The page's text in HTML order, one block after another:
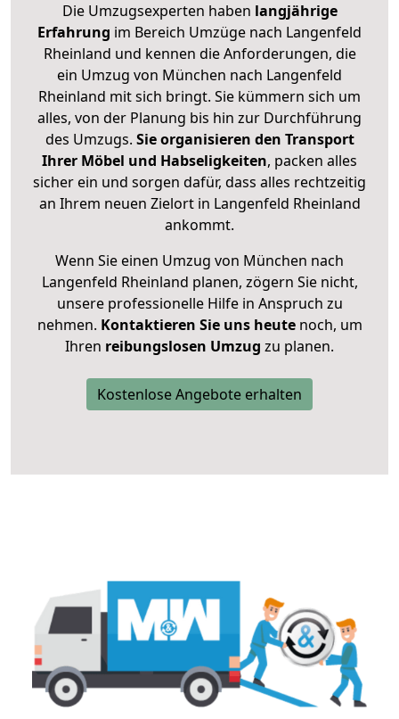
Die Umzugsexperten haben langjährige
Erfahrung im Bereich Umzüge nach Langenfeld
Rheinland und kennen die Anforderungen, die
ein Umzug von München nach Langenfeld
Rheinland mit sich bringt. Sie kümmern sich um
alles, von der Planung bis hin zur Durchführung
des Umzugs. Sie organisieren den Transport
Ihrer Möbel und Habseligkeiten, packen alles
sicher ein und sorgen dafür, dass alles rechtzeitig
an Ihrem neuen Zielort in Langenfeld Rheinland
ankommt.
Wenn Sie einen Umzug von München nach
Langenfeld Rheinland planen, zögern Sie nicht,
unsere professionelle Hilfe in Anspruch zu
nehmen. Kontaktieren Sie uns heutenoch, um
Ihren reibungslosen Umzug zu planen.
Kostenlose Angebote erhalten